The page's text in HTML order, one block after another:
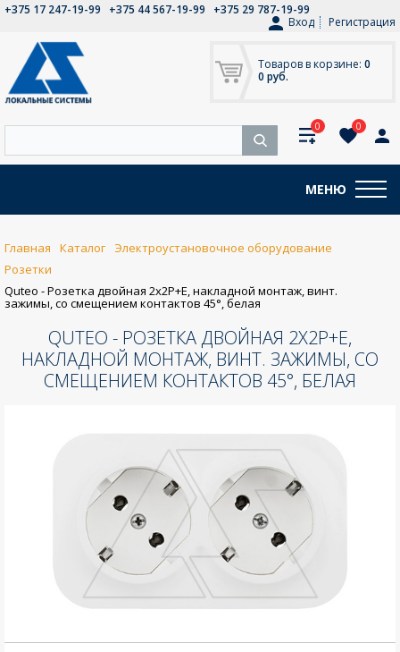
+375 17 247-19-99 +375 44 567-19-99
+375 29 787-19-99
Вход
Регистрация
Товаров в корзине: 0
0 руб.
0 0
МЕНЮ
Главная Каталог
Электроустановочное оборудование
Розетки
Quteo - Розетка двойная 2x2P+E, накладной монтаж, винт.
зажимы, со смещением контактов 45°, белая
QUTEO - РОЗЕТКА ДВОЙНАЯ 2X2P+E,
НАКЛАДНОЙ МОНТАЖ, ВИНТ. ЗАЖИМЫ, СО
СМЕЩЕНИЕМ КОНТАКТОВ 45°, БЕЛАЯ